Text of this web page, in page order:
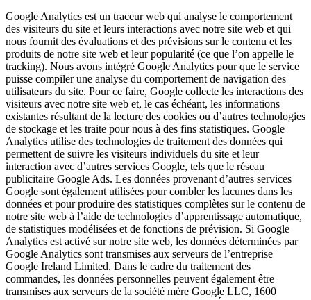
Google Analytics est un traceur web qui analyse le comportement
des visiteurs du site et leurs interactions avec notre site web et qui
nous fournit des évaluations et des prévisions sur le contenu et les
produits de notre site web et leur popularité (ce que l’on appelle le
tracking). Nous avons intégré Google Analytics pour que le service
puisse compiler une analyse du comportement de navigation des
utilisateurs du site. Pour ce faire, Google collecte les interactions des
visiteurs avec notre site web et, le cas échéant, les informations
existantes résultant de la lecture des cookies ou d’autres technologies
de stockage et les traite pour nous à des fins statistiques. Google
Analytics utilise des technologies de traitement des données qui
permettent de suivre les visiteurs individuels du site et leur
interaction avec d’autres services Google, tels que le réseau
publicitaire Google Ads. Les données provenant d’autres services
Google sont également utilisées pour combler les lacunes dans les
données et pour produire des statistiques complètes sur le contenu de
notre site web à l’aide de technologies d’apprentissage automatique,
de statistiques modélisées et de fonctions de prévision. Si Google
Analytics est activé sur notre site web, les données déterminées par
Google Analytics sont transmises aux serveurs de l’entreprise
Google Ireland Limited. Dans le cadre du traitement des
commandes, les données personnelles peuvent également être
transmises aux serveurs de la société mère Google LLC, 1600